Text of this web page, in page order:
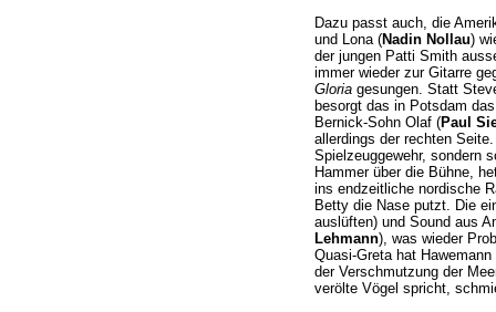
Dazu passt auch, die
und Lona (Nadin Nollau)
der jungen Patti Smith
immer wieder zur Gitarre
Gloriagesungen. Statt
besorgt das in Potsdam
Bernick-Sohn Olaf (Paul
allerdings der rechten
Spielzeuggewehr, sondern
Hammer über die Bühne,
ins endzeitliche nordische
Betty die Nase putzt. Die
auslüften) und Sound aus
Lehmann), was wieder
Quasi-Greta hat
der Verschmutzung der
verölte Vögel spricht,